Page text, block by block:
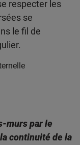
respecter les
se
le fil de
murs par le
continuité de la